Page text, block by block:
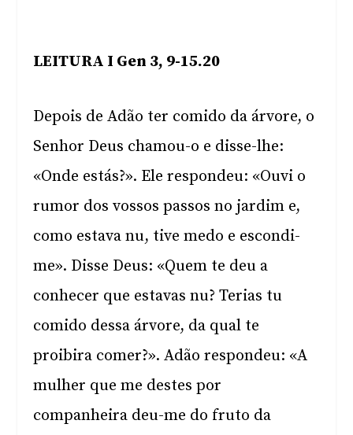
LEITURA I Gen 3, 9-15.20
Depois de Adão ter comido da árvore, o
Senhor Deus chamou-o e disse-lhe:
«Onde estás?». Ele respondeu: «Ouvi o
rumor dos vossos passos no jardim e,
como estava nu, tive medo e escondi-
me». Disse Deus: «Quem te deu a
conhecer que estavas nu? Terias tu
comido dessa árvore, da qual te
proibira comer?». Adão respondeu: «A
mulher que me destes por
companheira deu-me do fruto da